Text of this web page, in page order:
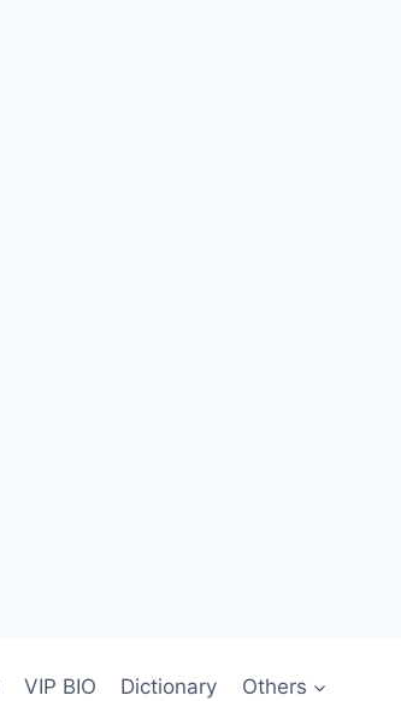
VIP BIO Dictionary Others